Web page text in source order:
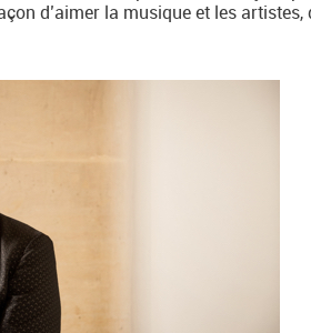
d’aimer la musique et les